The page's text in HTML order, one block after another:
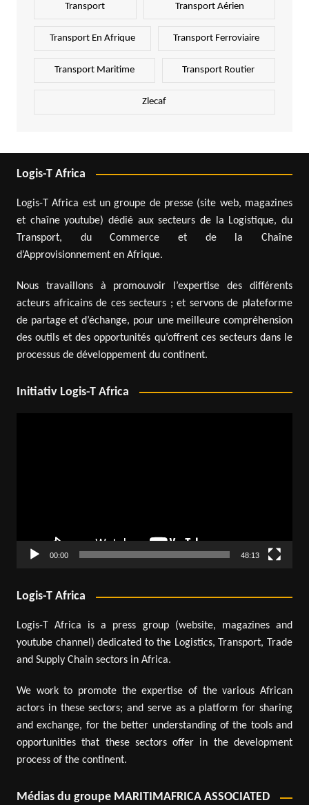
Transport Transport Aérien
Transport En Afrique Transport Ferroviaire
Transport Maritime Transport Routier
Zlecaf
Logis-T Africa
Logis-T Africa est un groupe de presse (site web, magazines
et chaîne youtube) dédié aux secteurs de la Logistique, du
Transport, du Commerce et de la Chaîne
d’Approvisionnement en Afrique.
Nous travaillons à promouvoir l’expertise des différents
acteurs africains de ces secteurs ; et servons de plateforme
de partage et d’échange, pour une meilleure compréhension
des outils et des opportunités qu’offrent ces secteurs dans le
processus de développement du continent.
Initiativ Logis-T Africa
00:00 48:13
Logis-T Africa
Logis-T Africa is a press group (website, magazines and
youtube channel) dedicated to the Logistics, Transport, Trade
and Supply Chain sectors in Africa.
We work to promote the expertise of the various African
actors in these sectors; and serve as a platform for sharing
and exchange, for the better understanding of the tools and
opportunities that these sectors offer in the development
process of the continent.
Médias du groupe MARITIMAFRICA ASSOCIATED